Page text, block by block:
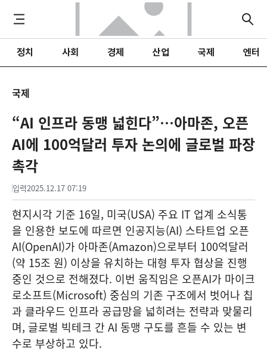
정치 사회 경제 산업 국제 엔터
국제
“AI 인프라 동맹 넓힌다”…아마존, 오픈
AI에 100억달러 투자 논의에 글로벌 파장
촉각
입력2025.12.17 07:19
현지시각 기준 16일, 미국(USA) 주요 IT 업계 소식통
을 인용한 보도에 따르면 인공지능(AI) 스타트업 오픈
AI(OpenAI)가 아마존(Amazon)으로부터 100억달러
(약 15조 원) 이상을 유치하는 대형 투자 협상을 진행
중인 것으로 전해졌다. 이번 움직임은 오픈AI가 마이크
로소프트(Microsoft) 중심의 기존 구조에서 벗어나 칩
과 클라우드 인프라 공급망을 넓히려는 전략과 맞물리
며, 글로벌 빅테크 간 AI 동맹 구도를 흔들 수 있는 변
수로 부상하고 있다.